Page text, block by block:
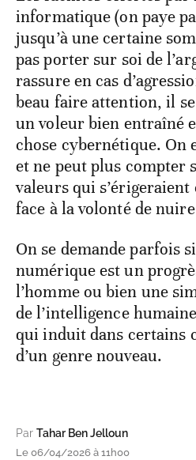
informatique (on paye
jusqu’à une certaine
pas porter sur soi de
rassure en cas
beau faire attention, il
un voleur bien entraîné
chose cybernétique. On
et ne peut plus compter
valeurs qui
face à la volonté de
On se demande parfois
numérique est un
l’homme ou bien une
de l’intelligence
qui induit dans certains
d’un genre nouveau.
Par Tahar Ben Jelloun
Le 06/04/2026 à 11h00